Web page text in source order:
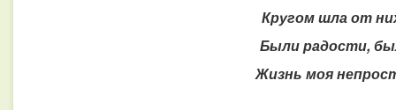
Кругом шла от
Были радости,
Жизнь моя